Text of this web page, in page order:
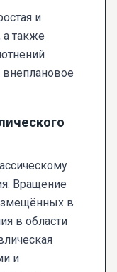
и
а также
Вращение
в
в области
и